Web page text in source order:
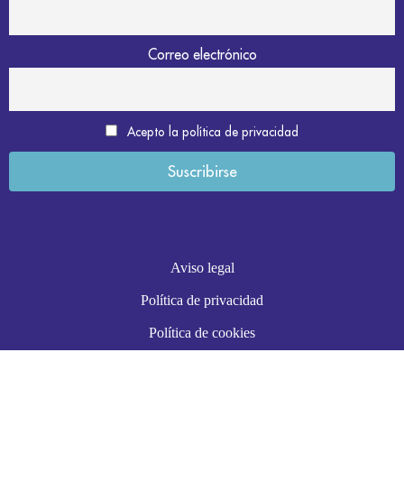
Correo electrónico
Acepto la política de privacidad
Aviso legal
Política de privacidad
Política de cookies